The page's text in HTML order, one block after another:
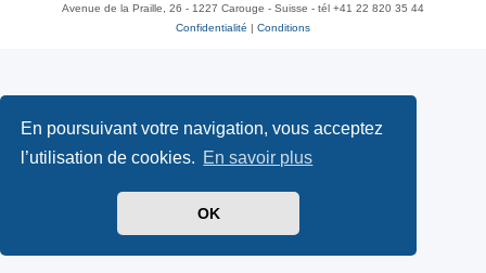
En poursuivant votre navigation, vous acceptez
l’utilisation de cookies. En savoir plus
OK
Avenue de la Praille, 26 - 1227 Carouge - Suisse - tél +41 22 820 35 44
Confidentialité
Conditions